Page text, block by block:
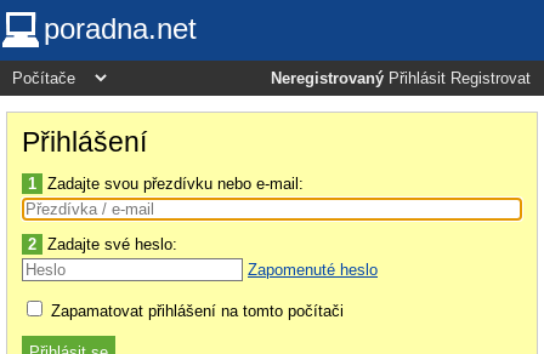
poradna.net
Neregistrovaný Přihlásit Registrovat
Přihlášení
1 Zadajte svou přezdívku nebo e-mail:
2 Zadajte své heslo:
Zapomenuté heslo
Zapamatovat přihlášení na tomto počítači